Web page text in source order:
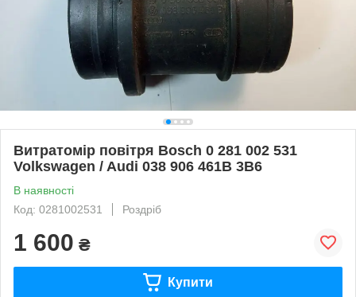
Витратомір повітря Bosch 0 281 002 531
Volkswagen / Audi 038 906 461B 3B6
В наявності
Код: 0281002531
Роздріб
1 600 ₴
Купити